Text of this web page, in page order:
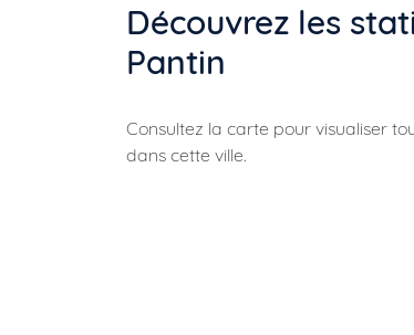
Découvrez les
Pantin
Consultez la carte pour visualiser
dans cette ville.